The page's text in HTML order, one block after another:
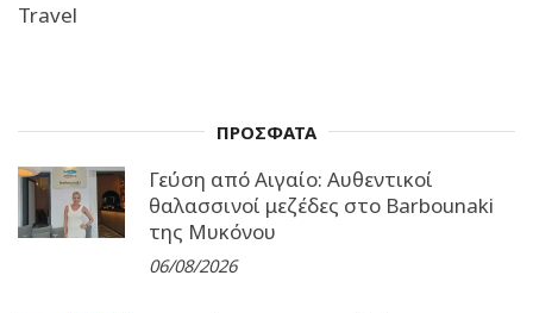
Travel
ΠΡΟΣΦΑΤΑ
Γεύση από Αιγαίο: Αυθεντικοί
θαλασσινοί μεζέδες στο Barbounaki
της Μυκόνου
06/08/2026